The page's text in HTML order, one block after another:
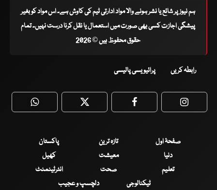
ہم نیوز پر شائع یا نشر ہونے والا مواد ادارتی ٹیم کی کاوش ہے۔ اس مواد کو بغیر
پیشگی اجازت کسی بھی صورت میں استعمال یا نقل کرنا درست نہیں۔ تمام
حقوق محفوظ ہیں © 2026
رابطہ کریں پرائیویسی پالیسی
WhatsApp Twitter Facebook
صفحۂ اول تازہ ترین
پاکستان
دنیا
معیشت
کھیل
تعلیم
صحت
انٹرٹینمنٹ
ٹیکنالوجی
دلچسپ و عجیب